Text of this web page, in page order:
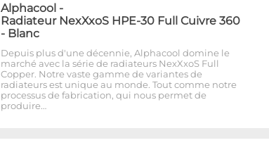
Alphacool -
Radiateur NexXxoS HPE-30 Full Cuivre 360
- Blanc
Depuis plus d'une décennie, Alphacool domine le
marché avec la série de radiateurs NexXxoS Full
Copper. Notre vaste gamme de variantes de
radiateurs est unique au monde. Tout comme notre
processus de fabrication, qui nous permet de
produire…